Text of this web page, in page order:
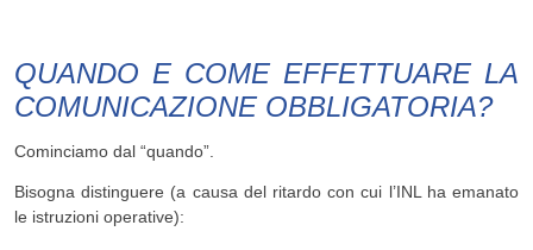
QUANDO E COME EFFETTUARE LA
COMUNICAZIONE OBBLIGATORIA?
Cominciamo dal “quando”.
Bisogna distinguere (a causa del ritardo con cui l’INL ha emanato
le istruzioni operative):